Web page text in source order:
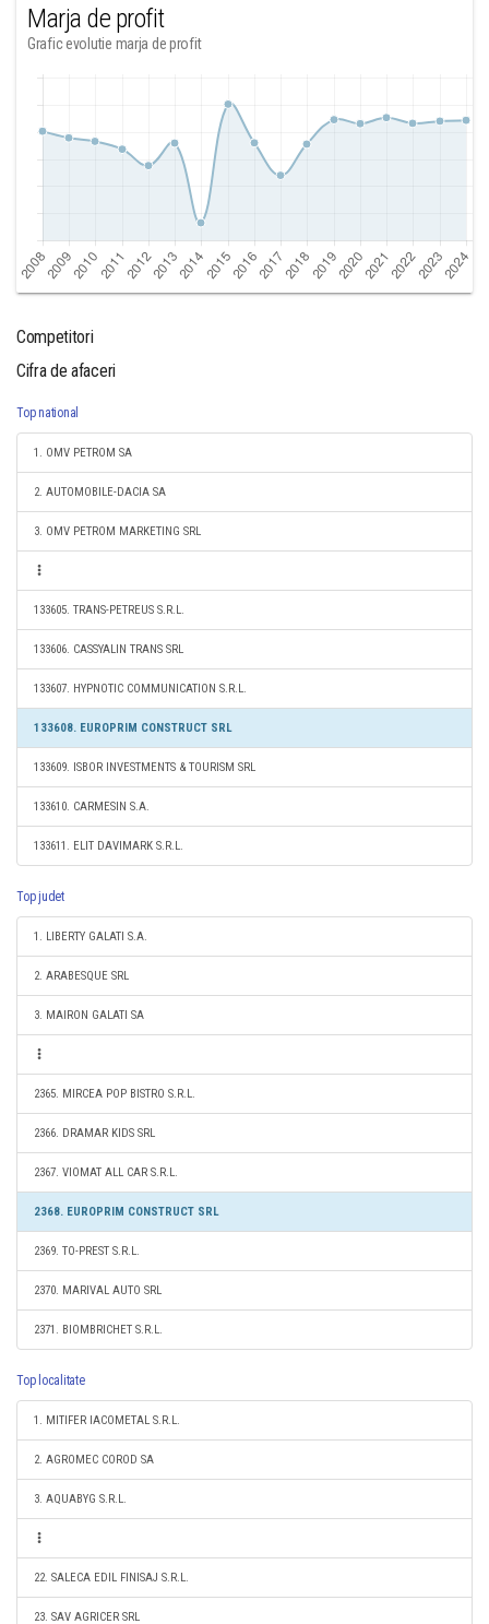
Marja de profit
Grafic evolutie marja de profit
Competitori
Cifra de afaceri
Top national
1. OMV PETROM SA
2. AUTOMOBILE-DACIA SA
3. OMV PETROM MARKETING SRL
133605. TRANS-PETREUS S.R.L.
133606. CASSYALIN TRANS SRL
133607. HYPNOTIC COMMUNICATION S.R.L.
133608. EUROPRIM CONSTRUCT SRL
133609. ISBOR INVESTMENTS & TOURISM SRL
133610. CARMESIN S.A.
133611. ELIT DAVIMARK S.R.L.
Top judet
1. LIBERTY GALATI S.A.
2. ARABESQUE SRL
3. MAIRON GALATI SA
2365. MIRCEA POP BISTRO S.R.L.
2366. DRAMAR KIDS SRL
2367. VIOMAT ALL CAR S.R.L.
2368. EUROPRIM CONSTRUCT SRL
2369. TO-PREST S.R.L.
2370. MARIVAL AUTO SRL
2371. BIOMBRICHET S.R.L.
Top localitate
1. MITIFER IACOMETAL S.R.L.
2. AGROMEC COROD SA
3. AQUABYG S.R.L.
22. SALECA EDIL FINISAJ S.R.L.
23. SAV AGRICER SRL